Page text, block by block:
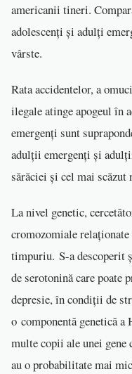
americanii tineri.
adolescenți și adulți
vârste.
Rata accidentelor, a
ilegale atinge apogeul în
emergenți sunt
adulții emergenți și
sărăciei și cel mai scăzut
La nivel genetic,
cromozomiale
timpuriu. S-a descoperit
de serotonină care poate
depresie, în condiții de
o componentă genetică
multe copii ale unei
au o probabilitate mai